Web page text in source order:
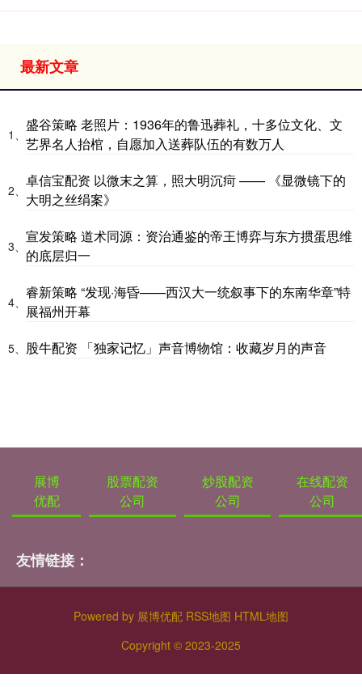
最新文章
1、
盛谷策略 老照片：1936年的鲁迅葬礼，十多位文化、文
艺界名人抬棺，自愿加入送葬队伍的有数万人
2、
卓信宝配资 以微末之算，照大明沉疴 —— 《显微镜下的
大明之丝绢案》
3、
宣发策略 道术同源：资治通鉴的帝王博弈与东方掼蛋思维
的底层归一
4、
睿新策略 “发现·海昏——西汉大一统叙事下的东南华章”特
展福州开幕
5、 股牛配资 「独家记忆」声音博物馆：收藏岁月的声音
展博
优配
股票配资
公司
炒股配资
公司
在线配资
公司
友情链接：
Powered by 展博优配 RSS地图 HTML地图
Copyright © 2023-2025